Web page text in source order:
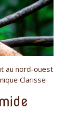
au nord-ouest
Clarisse